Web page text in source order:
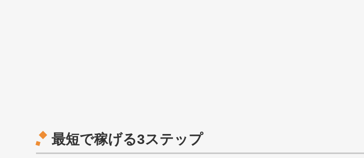
最短で稼げる3ステップ